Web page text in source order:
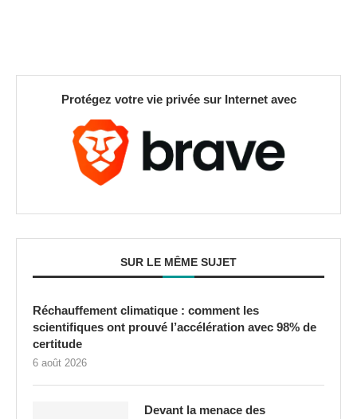
Protégez votre vie privée sur Internet avec
SUR LE MÊME SUJET
Réchauffement climatique : comment les
scientifiques ont prouvé l’accélération avec 98% de
certitude
6 août 2026
Devant la menace des